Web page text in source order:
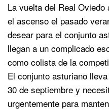
La vuelta del Real
el ascenso el pasado
desear para el conjunto
llegan a un complicado
como colista de la
El conjunto asturiano
30 de septiembre y
urgentemente para